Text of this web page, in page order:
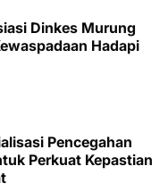
Dinkes Murung
Hadapi
Pencegahan
Perkuat Kepastian